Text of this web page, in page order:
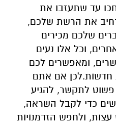
עד שתעזבו את
את הרשת שלכם,
שלכם מכירים
וכל אלו נעים
ומאפשרים לכם
חדשות.לכן אם אתם
פשוט לתקשר, להגיע
כדי לקבל השראה,
ולחפש הזדמנויות